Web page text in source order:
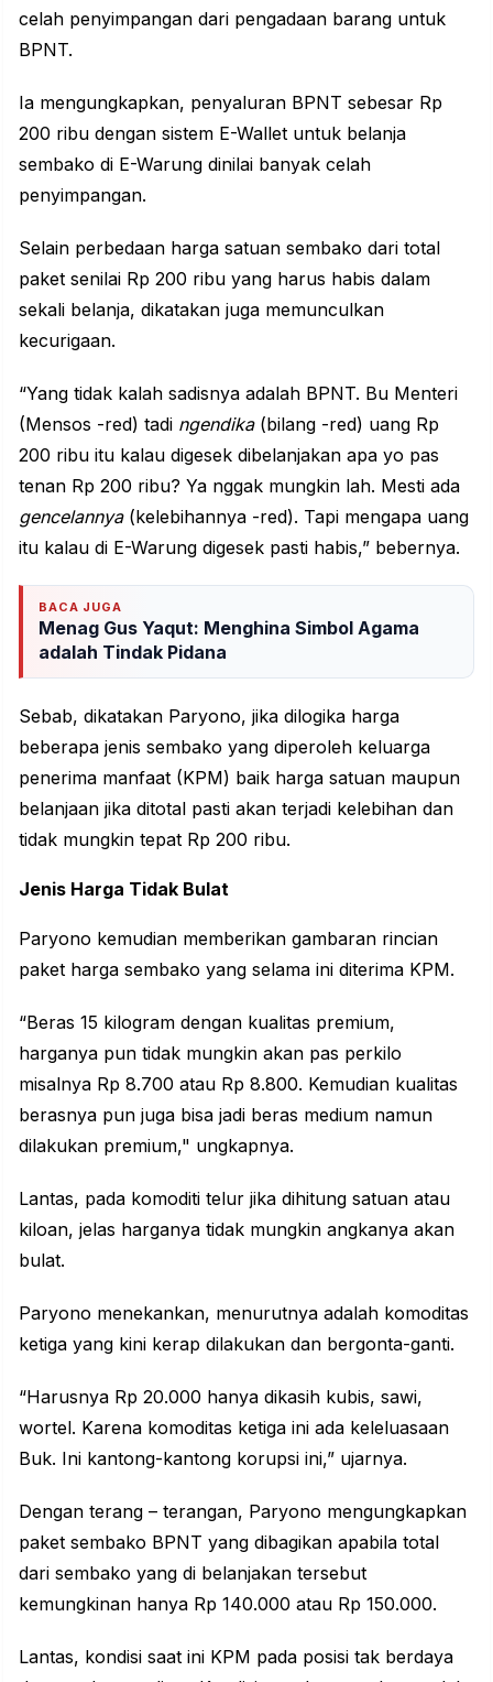
celah penyimpangan dari pengadaan barang untuk
BPNT.
Ia mengungkapkan, penyaluran BPNT sebesar Rp
200 ribu dengan sistem E-Wallet untuk belanja
sembako di E-Warung dinilai banyak celah
penyimpangan.
Selain perbedaan harga satuan sembako dari total
paket senilai Rp 200 ribu yang harus habis dalam
sekali belanja, dikatakan juga memunculkan
kecurigaan.
“Yang tidak kalah sadisnya adalah BPNT. Bu Menteri
(Mensos -red) tadi ngendika(bilang -red) uang Rp
200 ribu itu kalau digesek dibelanjakan apa yo pas
tenan Rp 200 ribu? Ya nggak mungkin lah. Mesti ada
gencelannya(kelebihannya -red). Tapi mengapa uang
itu kalau di E-Warung digesek pasti habis,” bebernya.
BACA JUGA
Menag Gus Yaqut: Menghina Simbol Agama
adalah Tindak Pidana
Sebab, dikatakan Paryono, jika dilogika harga
beberapa jenis sembako yang diperoleh keluarga
penerima manfaat (KPM) baik harga satuan maupun
belanjaan jika ditotal pasti akan terjadi kelebihan dan
tidak mungkin tepat Rp 200 ribu.
Jenis Harga Tidak Bulat
Paryono kemudian memberikan gambaran rincian
paket harga sembako yang selama ini diterima KPM.
“Beras 15 kilogram dengan kualitas premium,
harganya pun tidak mungkin akan pas perkilo
misalnya Rp 8.700 atau Rp 8.800. Kemudian kualitas
berasnya pun juga bisa jadi beras medium namun
dilakukan premium," ungkapnya.
Lantas, pada komoditi telur jika dihitung satuan atau
kiloan, jelas harganya tidak mungkin angkanya akan
bulat.
Paryono menekankan, menurutnya adalah komoditas
ketiga yang kini kerap dilakukan dan bergonta-ganti.
“Harusnya Rp 20.000 hanya dikasih kubis, sawi,
wortel. Karena komoditas ketiga ini ada keleluasaan
Buk. Ini kantong-kantong korupsi ini,” ujarnya.
Dengan terang – terangan, Paryono mengungkapkan
paket sembako BPNT yang dibagikan apabila total
dari sembako yang di belanjakan tersebut
kemungkinan hanya Rp 140.000 atau Rp 150.000.
Lantas, kondisi saat ini KPM pada posisi tak berdaya